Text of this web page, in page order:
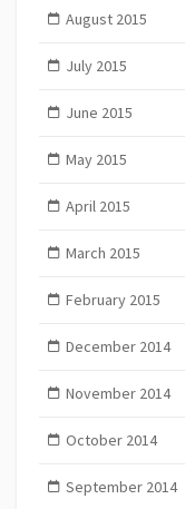
August 2015
July 2015
June 2015
May 2015
April 2015
March 2015
February 2015
December 2014
November 2014
October 2014
September 2014